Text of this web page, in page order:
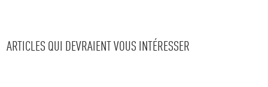
ARTICLES QUI DEVRAIENT VOUS INTÉRESSER